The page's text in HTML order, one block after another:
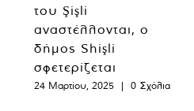
του Şişli
αναστέλλονται, ο
δήμος Shişli
σφετερίζεται
24 Μαρτίου, 2025 | 0 Σχόλια